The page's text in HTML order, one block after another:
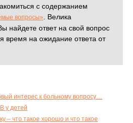
с содержанием
вопросы»
. Велика
найдете ответ на свой вопрос
время на ожидание ответа от
интерес к больному вопросу…
у детей
– что такое хорошо и что такое